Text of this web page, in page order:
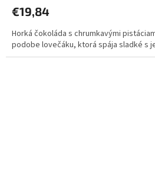
€19,84
Horká čokoláda s chrumkavými
podobe lovečáku, ktorá spája sladké s